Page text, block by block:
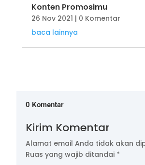
Konten Promosimu
26 Nov 2021 | 0 Komentar
baca lainnya
0 Komentar
Kirim Komentar
Alamat email Anda tidak akan
Ruas yang wajib ditandai *